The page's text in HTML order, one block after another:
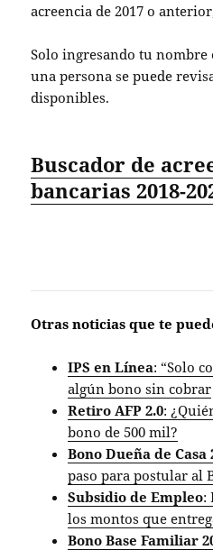
acreencia de 2017 o
Solo ingresando tu nombre
una persona se puede
disponibles.
Buscador de
bancarias 2018-
Otras noticias que te
IPS en Línea: “Solo
algún bono sin cobrar
Retiro AFP 2.0:
bono de 500 mil?
Bono Dueña de Casa
paso para postular al
Subsidio de Empleo:
los montos que
Bono Base Familiar